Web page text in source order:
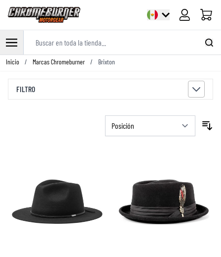
Ir al contenido
Inicio / Marcas Chromeburner / Brixton
FILTRO